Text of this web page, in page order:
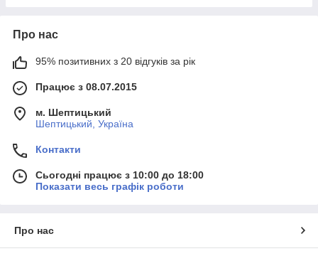
Про нас
95% позитивних з 20 відгуків за рік
Працює з 08.07.2015
м. Шептицький
Шептицький, Україна
Контакти
Сьогодні працює з 10:00 до 18:00
Показати весь графік роботи
Про нас